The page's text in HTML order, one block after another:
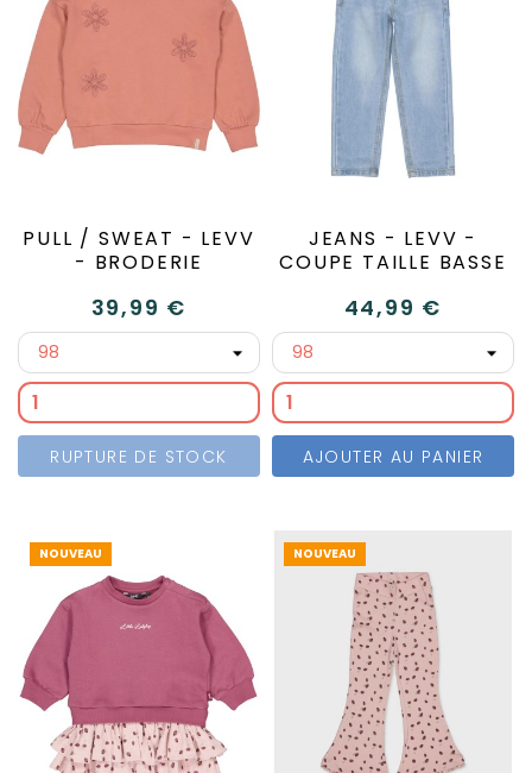
PULL / SWEAT - LEVV
- BRODERIE
39,99 €
RUPTURE DE STOCK
JEANS - LEVV -
COUPE TAILLE BASSE
44,99 €
AJOUTER AU PANIER
NOUVEAU NOUVEAU